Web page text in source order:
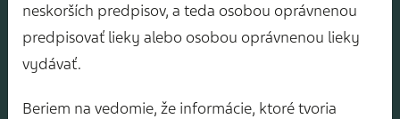
neskorších predpisov, a teda osobou oprávnenou
predpisovať lieky alebo osobou oprávnenou lieky
vydávať.
Beriem na vedomie, že informácie, ktoré tvoria